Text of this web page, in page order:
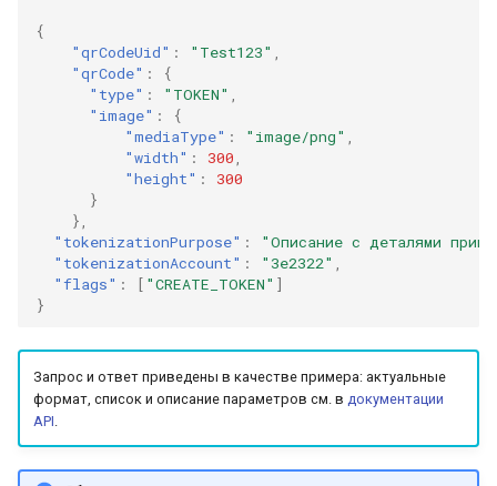
{
"qrCodeUid" : "Test123" ,
"qrCode" :
{
"type" : "TOKEN" ,
"image" :
{
"mediaType" : "image/png" ,
"width" : 300,
"height" :
300
}
},
"tokenizationPurpose" :
"Описание с деталями
"tokenizationAccount" : "3e2322" ,
"flags" : [ "CREATE_TOKEN" ]
}
Запрос и ответ приведены в качестве примера: актуальные
формат, список и описание параметров см. в документации
API